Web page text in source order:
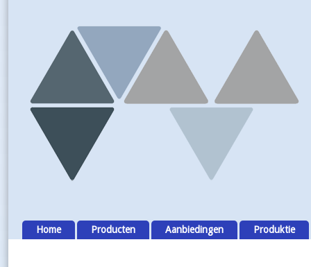
Home Producten Aanbiedingen Produktie